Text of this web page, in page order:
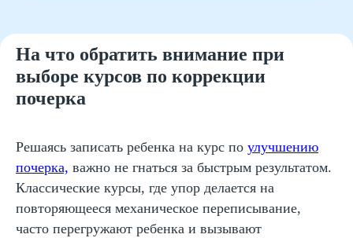
На что обратить внимание при
выборе курсов по коррекции
почерка
Решаясь записать ребенка на курс по улучшению
почерка, важно не гнаться за быстрым результатом.
Классические курсы, где упор делается на
повторяющееся механическое переписывание,
часто перегружают ребенка и вызывают
Автор образовательных программ
Записаться на
пробный урок